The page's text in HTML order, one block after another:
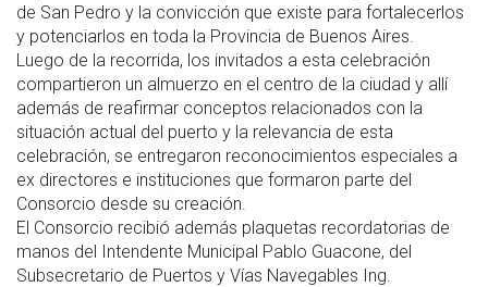
de San Pedro y la convicción que existe para fortalecerlos
y potenciarlos en toda la Provincia de Buenos Aires.
Luego de la recorrida, los invitados a esta celebración
compartieron un almuerzo en el centro de la ciudad y allí
además de reafirmar conceptos relacionados con la
situación actual del puerto y la relevancia de esta
celebración, se entregaron reconocimientos especiales a
ex directores e instituciones que formaron parte del
Consorcio desde su creación.
El Consorcio recibió además plaquetas recordatorias de
manos del Intendente Municipal Pablo Guacone, del
Subsecretario de Puertos y Vías Navegables Ing.